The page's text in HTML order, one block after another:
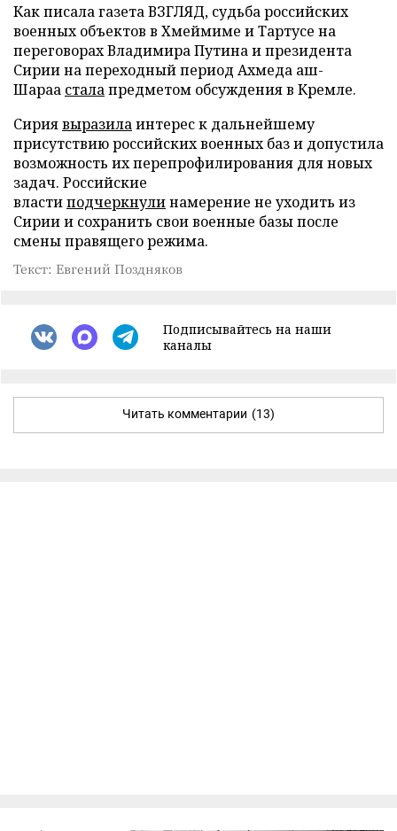
Как писала газета ВЗГЛЯД, судьба российских
военных объектов в Хмеймиме и Тартусе на
переговорах Владимира Путина и президента
Сирии на переходный период Ахмеда аш-
Шараа сталапредметом обсуждения в Кремле.
Сириявыразилаинтерес к дальнейшему
присутствию российских военных баз и допустила
возможность их перепрофилирования для новых
задач. Российские
властиподчеркнулинамерение не уходить из
Сирии и сохранить свои военные базы после
смены правящего режима.
Текст: Евгений Поздняков
Подписывайтесь на наши
каналы
Читать комментарии (13)